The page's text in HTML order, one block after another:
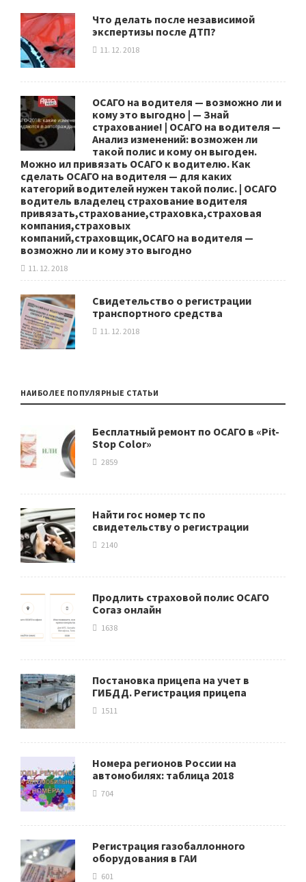
Что делать после независимой
экспертизы после ДТП?
11. 12. 2018
ОСАГО на водителя — возможно ли и
кому это выгодно | — Знай
страхование! | ОСАГО на водителя —
Анализ изменений: возможен ли
такой полис и кому он выгоден.
Можно ил привязать ОСАГО к водителю. Как
сделать ОСАГО на водителя — для каких
категорий водителей нужен такой полис. | ОСАГО
водитель владелец страхование водителя
привязать,страхование,страховка,страховая
компания,страховых
компаний,страховщик,ОСАГО на водителя —
возможно ли и кому это выгодно
11. 12. 2018
Свидетельство о регистрации
транспортного средства
11. 12. 2018
НАИБОЛЕЕ ПОПУЛЯРНЫЕ СТАТЬИ
Бесплатный ремонт по ОСАГО в «Pit-
Stop Color»
2859
Найти гос номер тс по
свидетельству о регистрации
2140
Продлить страховой полис ОСАГО
Согаз онлайн
1638
Постановка прицепа на учет в
ГИБДД. Регистрация прицепа
1511
Номера регионов России на
автомобилях: таблица 2018
704
Регистрация газобаллонного
оборудования в ГАИ
601